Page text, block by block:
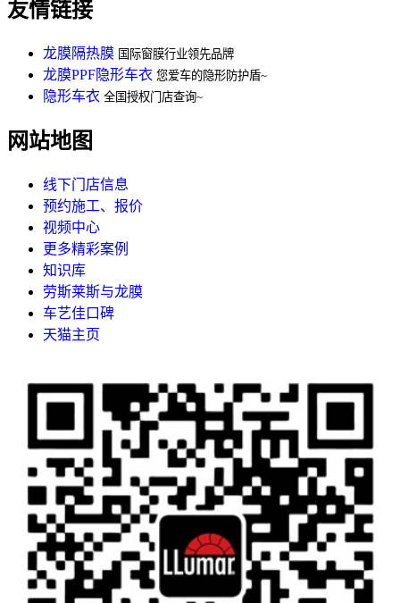
友情链接
龙膜隔热膜 国际窗膜行业领先品牌
龙膜PPF隐形车衣 您爱车的隐形防护盾~
隐形车衣 全国授权门店查询~
网站地图
线下门店信息
预约施工、报价
视频中心
更多精彩案例
知识库
劳斯莱斯与龙膜
车艺佳口碑
天猫主页